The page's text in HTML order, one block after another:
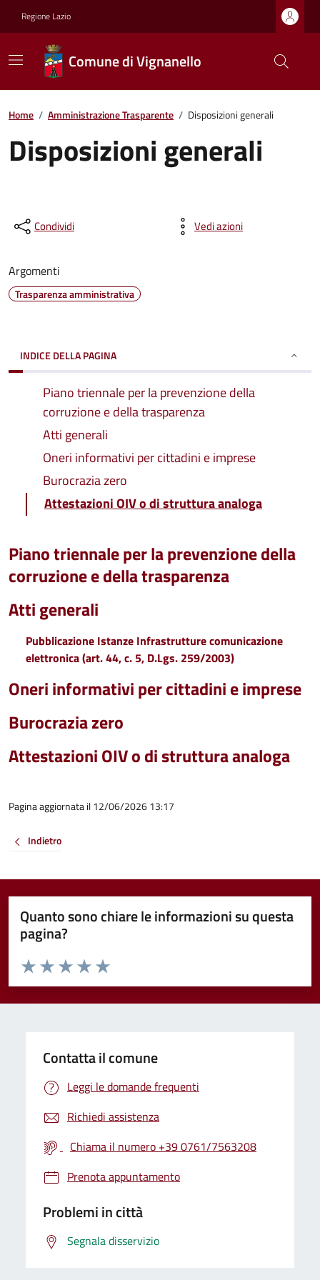
Regione Lazio
Comune di Vignanello
Home / Amministrazione Trasparente / Disposizioni generali
Disposizioni generali
Condividi Vedi azioni
Argomenti
Trasparenza amministrativa
INDICE DELLA PAGINA
Piano triennale per la prevenzione della
corruzione e della trasparenza
Atti generali
Oneri informativi per cittadini e imprese
Burocrazia zero
Attestazioni OIV o di struttura analoga
Piano triennale per la prevenzione della
corruzione e della trasparenza
Atti generali
Pubblicazione Istanze Infrastrutture comunicazione
elettronica (art. 44, c. 5, D.Lgs. 259/2003)
Oneri informativi per cittadini e imprese
Burocrazia zero
Attestazioni OIV o di struttura analoga
Pagina aggiornata il 12/06/2026 13:17
Indietro
Quanto sono chiare le informazioni su questa
pagina?
Valuta da 1 a 5 stelle la pagina
Valuta 5 stelle su 5
Valuta 4 stelle su 5
Valuta 3 stelle su 5
Valuta 2 stelle su 5
Valuta 1 stelle su 5
Contatta il comune
Leggi le domande frequenti
Richiedi assistenza
Chiama il numero +39 0761/7563208
Prenota appuntamento
Problemi in città
Segnala disservizio